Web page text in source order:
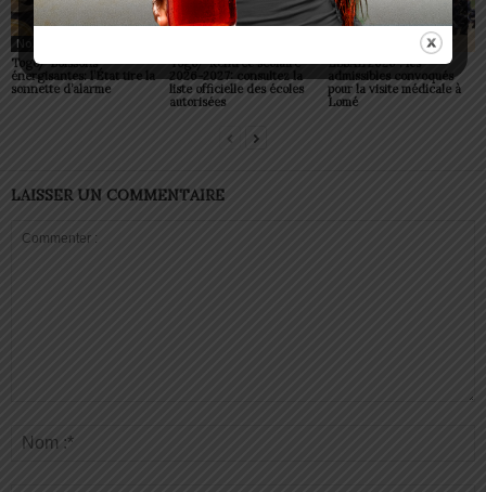
Non classé
Togo/ Boissons
énergisantes: l’État tire la
sonnette d’alarme
Togo/ Rentrée scolaire
2026-2027: consultez la
liste officielle des écoles
autorisées
ESSAL 2026 : les
admissibles convoqués
pour la visite médicale à
Lomé
LAISSER UN COMMENTAIRE